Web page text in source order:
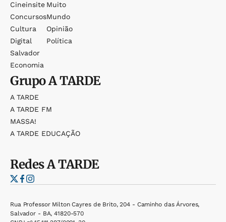
Cineinsite
Concursos
Cultura
Digital
Salvador
Economia
Muito
Mundo
Opinião
Política
GrupoA TARDE
A TARDE
A TARDE FM
MASSA!
A TARDE EDUCAÇÃO
RedesA TARDE
Rua Professor Milton Cayres de Brito, 204 - Caminho das Árvores,
Salvador - BA, 41820-570